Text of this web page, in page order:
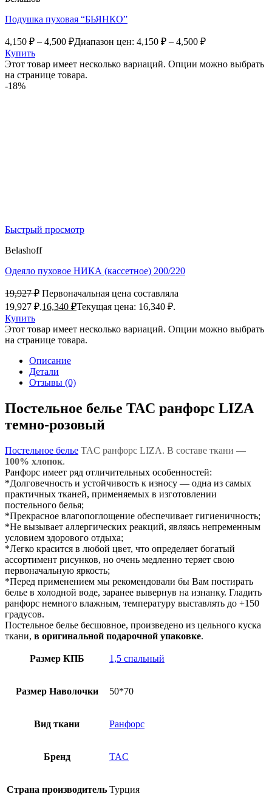
Подушка пуховая “БЬЯНКО”
4,150 ₽ – 4,500 ₽Диапазон цен: 4,150 ₽ – 4,500 ₽
Купить
Этот товар имеет несколько вариаций. Опции можно выбрать
на странице товара.
-18%
Быстрый просмотр
Belashoff
Одеяло пуховое НИКА (кассетное) 200/220
19,927₽ Первоначальная цена составляла
19,927 ₽.16,340 ₽Текущая цена: 16,340 ₽.
Купить
Этот товар имеет несколько вариаций. Опции можно выбрать
на странице товара.
Описание
Детали
Отзывы (0)
Постельное белье TAC ранфорс LIZA
темно-розовый
Постельное белье TAC ранфорс LIZA. В составе ткани —
100% хлопок.
Ранфорс имеет ряд отличительных особенностей:
*Долговечность и устойчивость к износу — одна из самых
практичных тканей, применяемых в изготовлении
постельного белья;
*Прекрасное влагопоглощение обеспечивает гигиеничность;
*Не вызывает аллергических реакций, являясь непременным
условием здорового отдыха;
*Легко красится в любой цвет, что определяет богатый
ассортимент рисунков, но очень медленно теряет свою
первоначальную яркость;
*Перед применением мы рекомендовали бы Вам постирать
белье в холодной воде, заранее вывернув на изнанку. Гладить
ранфорс немного влажным, температуру выставлять до +150
градусов.
Постельное белье бесшовное, произведено из цельного куска
ткани, в оригинальной подарочной упаковке.
Размер КПБ 1,5 спальный
Размер Наволочки 50*70
Вид ткани Ранфорс
Бренд TAC
Страна производитель Турция